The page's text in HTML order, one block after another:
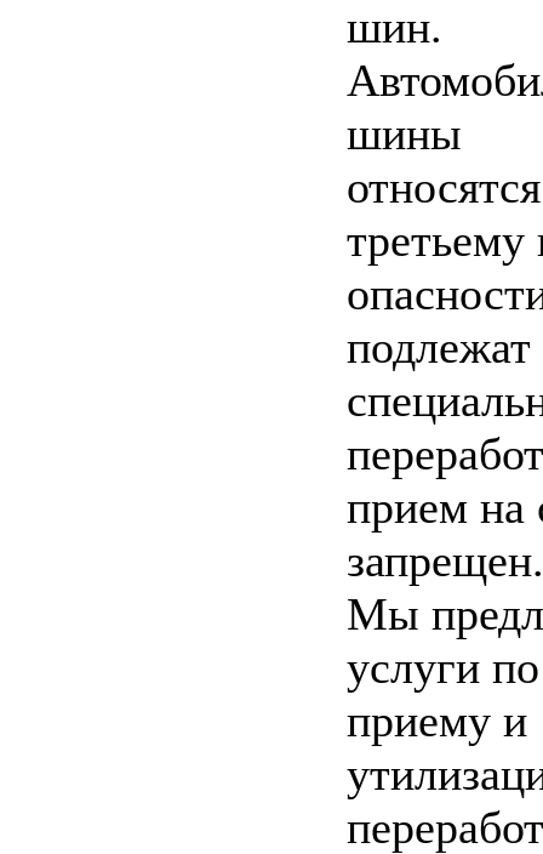
шин.
шины
третьему
подлежат
прием на
запрещен.
Мы
услуги по
приему и